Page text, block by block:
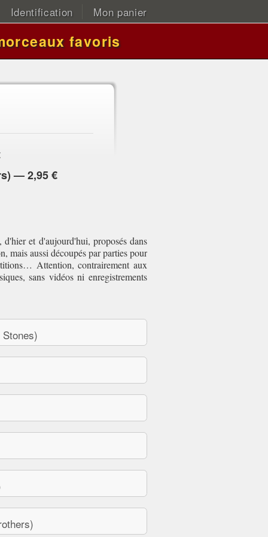
Identification Mon panier
favoris
— 2,95 €
et d'aujourd'hui, proposés dans
mais aussi découpés par parties pour
Attention, contrairement aux
sans vidéos ni enregistrements